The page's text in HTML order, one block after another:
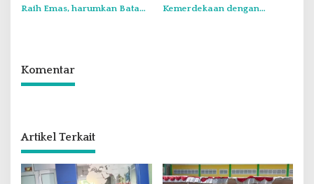
Raih Emas, harumkan Batam
Kemerdekaan dengan
Komentar
Artikel Terkait